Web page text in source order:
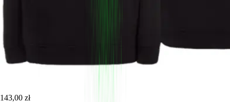
143,00 zł